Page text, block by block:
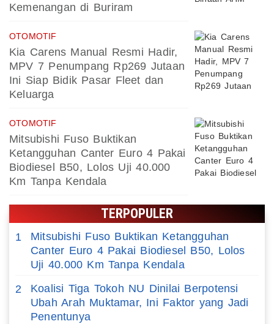
Kemenangan di Buriram
OTOMOTIF
Kia Carens Manual Resmi Hadir,
MPV 7 Penumpang Rp269 Jutaan
Ini Siap Bidik Pasar Fleet dan
Keluarga
OTOMOTIF
Mitsubishi Fuso Buktikan
Ketangguhan Canter Euro 4 Pakai
Biodiesel B50, Lolos Uji 40.000
Km Tanpa Kendala
TERPOPULER
1
Mitsubishi Fuso Buktikan Ketangguhan
Canter Euro 4 Pakai Biodiesel B50, Lolos
Uji 40.000 Km Tanpa Kendala
2
Koalisi Tiga Tokoh NU Dinilai Berpotensi
Ubah Arah Muktamar, Ini Faktor yang Jadi
Penentunya